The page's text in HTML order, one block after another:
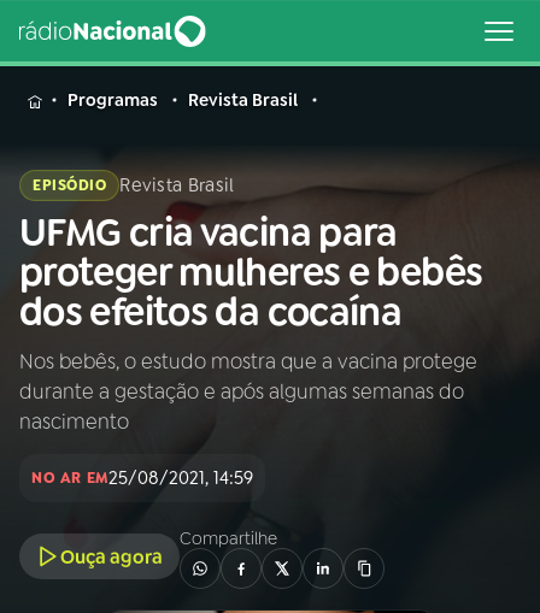
MENU
Buscar
na
Rádio
Nacional
Buscar
AO VIVO
Programas Revista Brasil
EPISÓDIO Revista Brasil
UFMG cria vacina para
proteger mulheres e bebês
dos efeitos da cocaína
Nos bebês, o estudo mostra que a vacina protege
durante a gestação e após algumas semanas do
nascimento
NO AR EM25/08/2021, 14:59
Ouça agora
Compartilhe